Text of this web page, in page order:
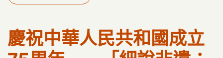
慶祝中華人民共和國成立